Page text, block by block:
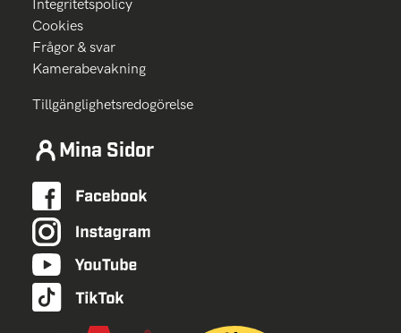
Integritetspolicy
Cookies
Frågor & svar
Kamerabevakning
Tillgänglighetsredogörelse
Mina Sidor